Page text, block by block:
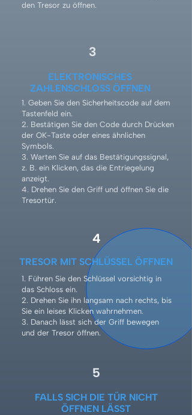
den Tresor zu öffnen.
3
ELEKTRONISCHES
ZAHLENSCHLOSS ÖFFNEN
1. Geben Sie den Sicherheitscode auf dem
Tastenfeld ein.
2. Bestätigen Sie den Code durch Drücken
der OK-Taste oder eines ähnlichen
Symbols.
3. Warten Sie auf das Bestätigungssignal,
z. B. ein Klicken, das die Entriegelung
anzeigt.
4. Drehen Sie den Griff und öffnen Sie die
Tresortür.
4
TRESOR MIT SCHLÜSSEL ÖFFNEN
1. Führen Sie den Schlüssel vorsichtig in
das Schloss ein.
2. Drehen Sie ihn langsam nach rechts, bis
Sie ein leises Klicken wahrnehmen.
3. Danach lässt sich der Griff bewegen
und der Tresor öffnen.
5
FALLS SICH DIE TÜR NICHT
ÖFFNEN LÄSST